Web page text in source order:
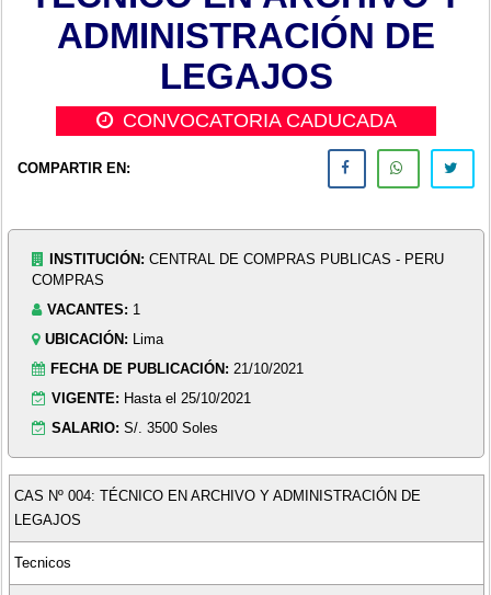
ADMINISTRACIÓN DE
LEGAJOS
CONVOCATORIA CADUCADA
COMPARTIR EN:
INSTITUCIÓN: CENTRAL DE COMPRAS PUBLICAS - PERU
COMPRAS
VACANTES: 1
UBICACIÓN: Lima
FECHA DE PUBLICACIÓN: 21/10/2021
VIGENTE: Hasta el 25/10/2021
SALARIO: S/. 3500 Soles
CAS Nº 004: TÉCNICO EN ARCHIVO Y ADMINISTRACIÓN DE
LEGAJOS
Tecnicos